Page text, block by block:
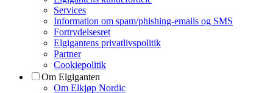
Services
Information om spam/phishing-emails og SMS
Fortrydelsesret
Elgigantens privatlivspolitik
Partner
Cookiepolitik
Om Elgiganten
Om Elkjøp Nordic